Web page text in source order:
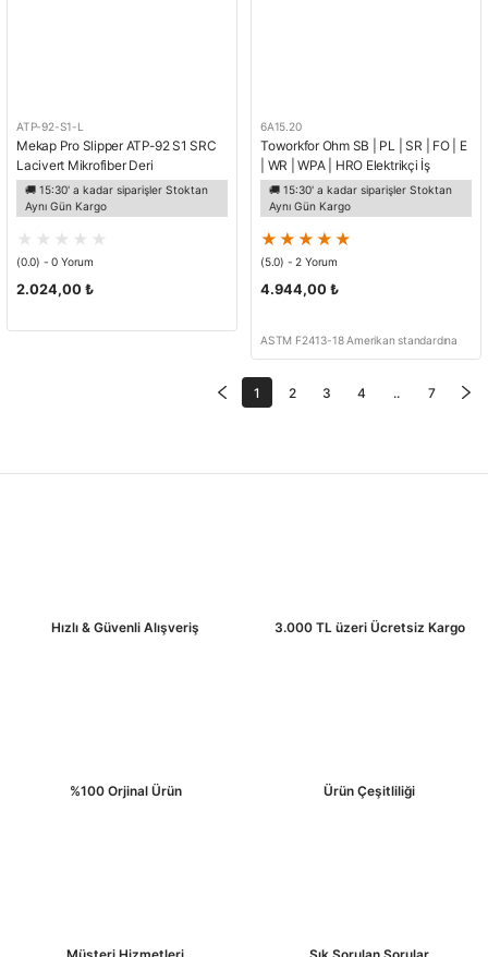
ATP-92-S1-L
Mekap Pro Slipper ATP-92 S1 SRC
Lacivert Mikrofiber Deri
Fiberglass Burun Sabo
İş Terliği Sandalet
🚚 15:30' a kadar siparişler Stoktan
Aynı Gün Kargo
(0.0) - 0 Yorum
2.024,00 ₺
6A15.20
Toworkfor Ohm SB | PL | SR | FO | E
| WR | WPA | HRO Elektrikçi İş
Ayakkabısı
🚚 15:30' a kadar siparişler Stoktan
Aynı Gün Kargo
(5.0) - 2 Yorum
4.944,00 ₺
ASTM F2413-18 Amerikan standardına
göre bir dakika boyunca 60 Hz'de 18
000V gerilimde test edilmiş ve
onaylanmıştır.
1 2 3 4 .. 7
Hızlı & Güvenli Alışveriş 3.000 TL üzeri Ücretsiz Kargo
%100 Orjinal Ürün Ürün Çeşitliliği